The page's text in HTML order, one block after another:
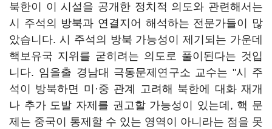
북한이 이 시설을 공개한 정치적 의도와 관련해서는
시 주석의 방북과 연결지어 해석하는 전문가들이 많
았습니다. 시 주석의 방북 가능성이 제기되는 가운데
핵보유국 지위를 굳히려는 의도로 풀이된다는 것입
니다. 임을출 경남대 극동문제연구소 교수는 "시 주
석이 방북하면 미·중 관계 고려해 북한에 대화 재개
나 추가 도발 자제를 권고할 가능성이 있는데, 핵 문
제는 중국이 통제할 수 있는 영역이 아니라는 점을 못